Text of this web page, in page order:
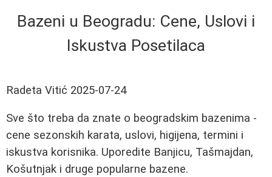
Bazeni u Beogradu: Cene, Uslovi i
Iskustva Posetilaca
Radeta Vitić 2025-07-24
Sve što treba da znate o beogradskim bazenima -
cene sezonskih karata, uslovi, higijena, termini i
iskustva korisnika. Uporedite Banjicu, Tašmajdan,
Košutnjak i druge popularne bazene.